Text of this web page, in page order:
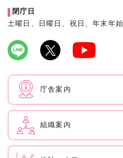
閉庁日
土曜日、日曜日、祝日、年末年始
庁舎案内
組織案内